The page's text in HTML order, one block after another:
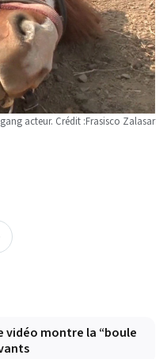
acteur. Crédit :Frasisco Zalasar
vidéo montre la “boule